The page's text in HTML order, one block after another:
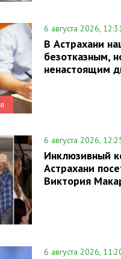
6 августа 2026,
В Астрахани
безотказным,
ненастоящим
6 августа 2026,
Инклюзивный
Астрахани
Виктория
6 августа 2026,